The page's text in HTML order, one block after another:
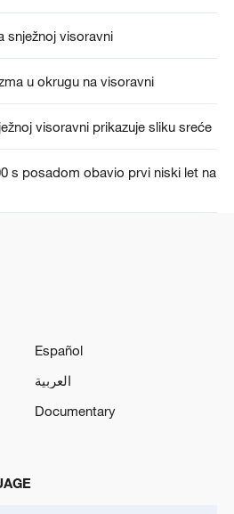
snježnoj visoravni
u okrugu na visoravni
visoravni prikazuje sliku sreće
s posadom obavio prvi niski let na
Español
العربية
Documentary